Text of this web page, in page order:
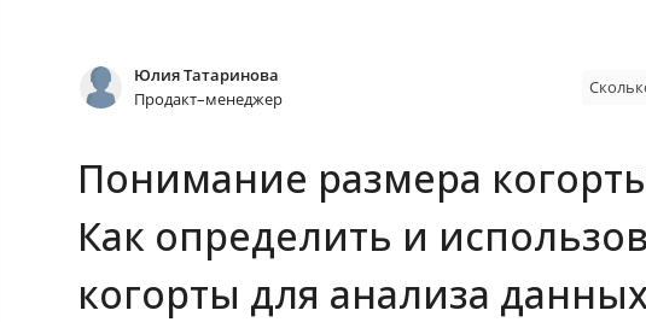
Юлия Татаринова
Продакт–менеджер
Понимание размера
Как определить и
когорты для анализа